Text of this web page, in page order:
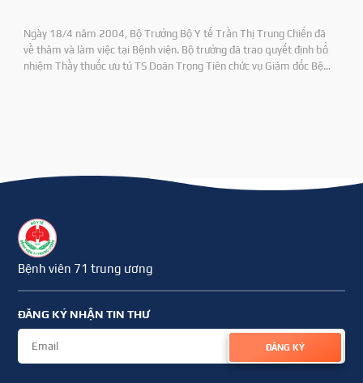
Ngày 18/4 năm 2004, Bộ Trưởng Bộ Y tế Trần Thị Trung Chiến đã
về thăm và làm việc tại Bệnh viện. Bộ trưởng đã trao quyết định bổ
nhiệm Thầy thuốc ưu tú TS Doãn Trọng Tiên chức vụ Giám đốc Bệnh
Bệnh viên 71 trung ương
ĐĂNG KÝ NHẬN TIN THƯ
ĐĂNG KÝ